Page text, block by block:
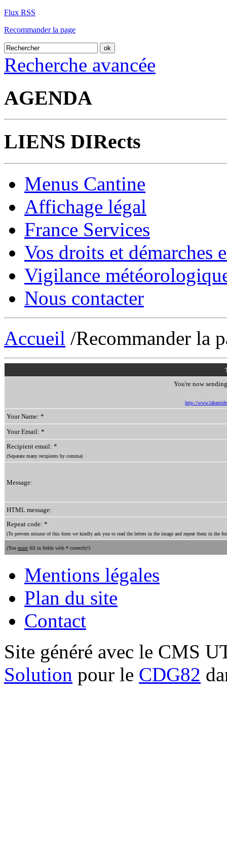
Flux RSS
Recommander la page
Recherche avancée
AGENDA
LIENS DIRects
Menus Cantine
Affichage légal
France Services
Vos droits et démarches
Vigilance
Nous contacter
Accueil /Recommander la
You're now
http://
Your Name: *
Your Email: *
Recipient email: *
(Separate many recipients by comma)
Message:
HTML message:
Repeat code: *
(To prevent misuse of this form we kindly ask you to read the letters in the image and repeat them in the
(You must fill in fields with * correctly!)
Mentions légales
Plan du site
Contact
Site généré avec le CMS
Solution pour le CDG82